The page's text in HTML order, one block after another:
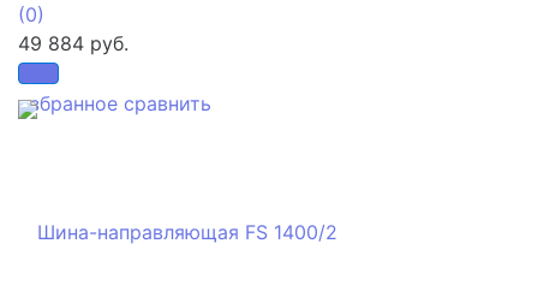
избранное сравнить
(0)
49 884 руб.